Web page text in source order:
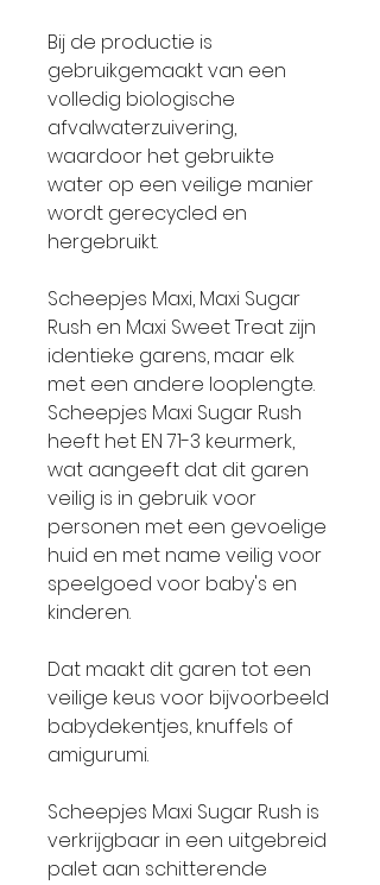
Bij de productie is
gebruikgemaakt van een
volledig biologische
afvalwaterzuivering,
waardoor het gebruikte
water op een veilige manier
wordt gerecycled en
hergebruikt.
Scheepjes Maxi, Maxi Sugar
Rush en Maxi Sweet Treat zijn
identieke garens, maar elk
met een andere looplengte.
Scheepjes Maxi Sugar Rush
heeft het EN 71-3 keurmerk,
wat aangeeft dat dit garen
veilig is in gebruik voor
personen met een gevoelige
huid en met name veilig voor
speelgoed voor baby's en
kinderen.
Dat maakt dit garen tot een
veilige keus voor bijvoorbeeld
babydekentjes, knuffels of
amigurumi.
Scheepjes Maxi Sugar Rush is
verkrijgbaar in een uitgebreid
palet aan schitterende